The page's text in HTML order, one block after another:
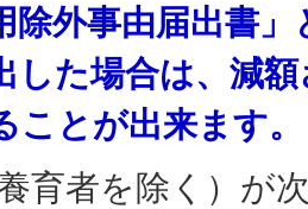
除外事由届出書
した場合は、減
ことが出来ます
育者を除く）が